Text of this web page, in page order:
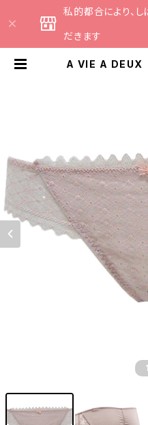
私的都合により、
だきます
A VIE A DEUX
1